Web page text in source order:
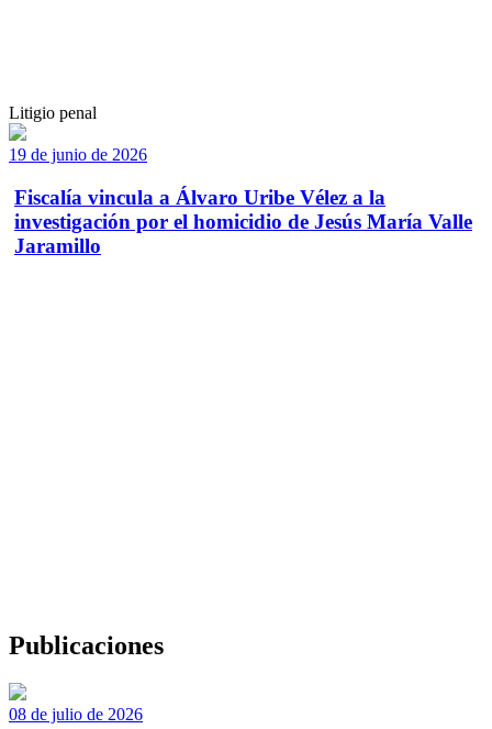
Litigio penal
19 de junio de 2026
Fiscalía vincula a Álvaro Uribe Vélez a la
investigación por el homicidio de Jesús María Valle
Jaramillo
Publicaciones
08 de julio de 2026